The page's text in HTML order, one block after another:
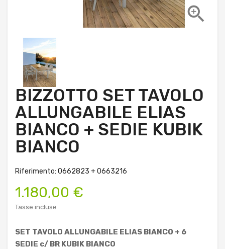

BIZZOTTO SET TAVOLO
ALLUNGABILE ELIAS
BIANCO + SEDIE KUBIK
BIANCO
Riferimento: 0662823 + 0663216
1.180,00 €
Tasse incluse
SET TAVOLO ALLUNGABILE ELIAS BIANCO + 6
SEDIE c/ BR KUBIK BIANCO